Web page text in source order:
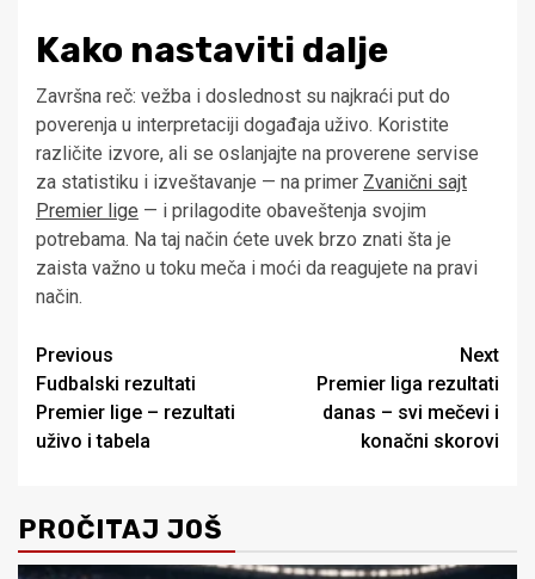
Kako nastaviti dalje
Završna reč: vežba i doslednost su najkraći put do
poverenja u interpretaciji događaja uživo. Koristite
različite izvore, ali se oslanjajte na proverene servise
za statistiku i izveštavanje — na primer Zvanični sajt
Premier lige — i prilagodite obaveštenja svojim
potrebama. Na taj način ćete uvek brzo znati šta je
zaista važno u toku meča i moći da reagujete na pravi
način.
Post
navigation
Previous
Fudbalski rezultati
Premier lige – rezultati
uživo i tabela
Next
Premier liga rezultati
danas – svi mečevi i
konačni skorovi
PROČITAJ JOŠ